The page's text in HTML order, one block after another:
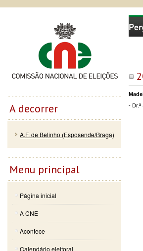
-
A decorrer
A.F. de Belinho (Esposende/Braga)
Menu principal
Página inicial
A CNE
Acontece
Calendário eleitoral